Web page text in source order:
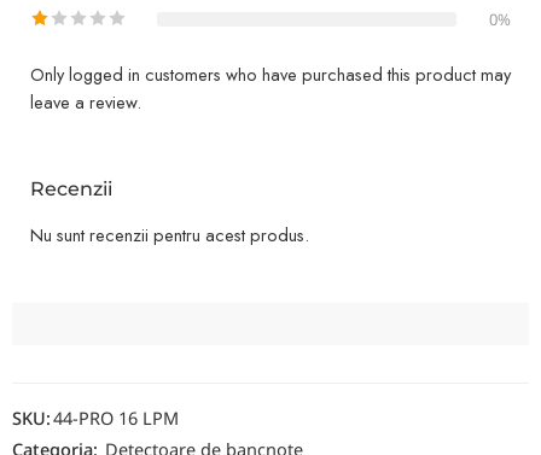
0%
Only logged in customers who have purchased this product may
leave a review.
Recenzii
Nu sunt recenzii pentru acest produs.
SKU:44-PRO 16 LPM
Categoria: Detectoare de bancnote